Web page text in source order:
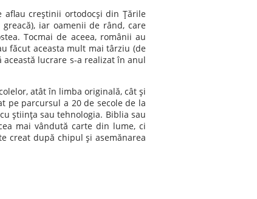
aflau creştinii ortodocşi din Ţările
iar oamenii de rând, care
Tocmai de aceea, românii au
făcut aceasta mult mai târziu (de
lucrare s-a realizat în anul
atât în limba originală, cât şi
pe parcursul a 20 de secole de la
ştiinţa sau tehnologia. Biblia sau
mai vândută carte din lume, ci
creat după chipul şi asemănarea